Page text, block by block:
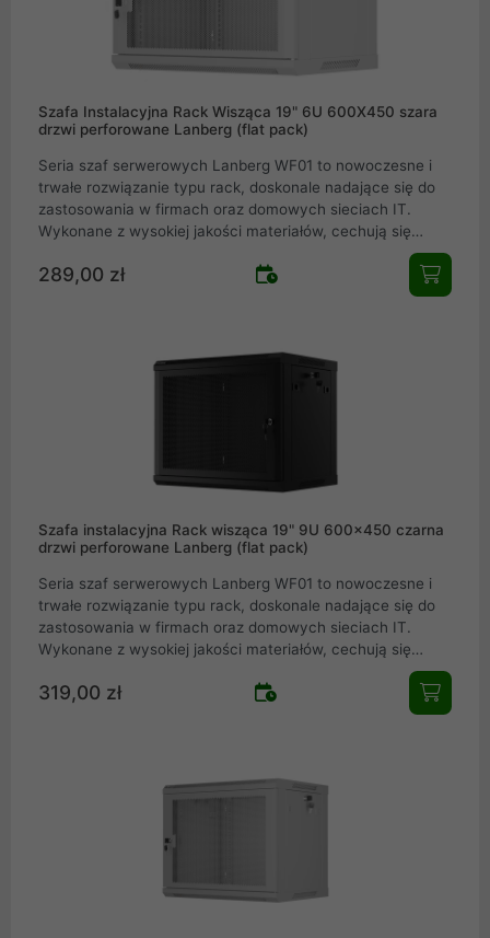
wytrzymałość i elegancki design, seria WF01 to pewny
Szafa Instalacyjna Rack Wisząca 19" 6U 600X450 szara
drzwi perforowane Lanberg (flat pack)
Seria szaf serwerowych Lanberg WF01 to nowoczesne i
trwałe rozwiązanie typu rack, doskonale nadające się do
zastosowania w firmach oraz domowych sieciach IT.
Wykonane z wysokiej jakości materiałów, cechują się
oczekiwania nawet najbardziej wymagających
kablami i bezpieczne przechowywanie sprzętu sieciowego.
Szafy rack Lanberg WF01 są idealnym wyborem dla każdej
wytrzymałość i elegancki design, seria WF01 to pewny
289,00 zł
Szafa instalacyjna Rack wisząca 19" 9U 600x450 czarna
drzwi perforowane Lanberg (flat pack)
Seria szaf serwerowych Lanberg WF01 to nowoczesne i
trwałe rozwiązanie typu rack, doskonale nadające się do
zastosowania w firmach oraz domowych sieciach IT.
Wykonane z wysokiej jakości materiałów, cechują się
oczekiwania nawet najbardziej wymagających
kablami i bezpieczne przechowywanie sprzętu sieciowego.
Szafy rack Lanberg WF01 są idealnym wyborem dla każdej
wytrzymałość i elegancki design, seria WF01 to pewny
319,00 zł